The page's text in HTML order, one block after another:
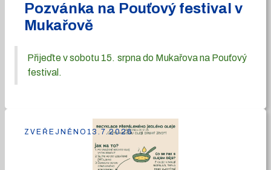
Pozvánka na Pouťový festival v
Mukařově
Přijeďte v sobotu 15. srpna do Mukařova na Pouťový
festival.
ZVEŘEJNĚNO 13.7.2026